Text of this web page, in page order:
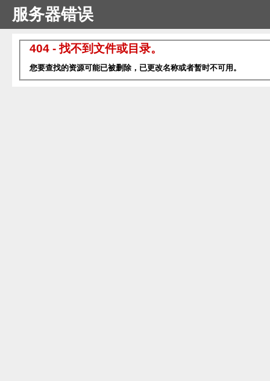
服务器错误
404 - 找不到文件或目录。
您要查找的资源可能已被删除，已更改名称或者暂时不可用。